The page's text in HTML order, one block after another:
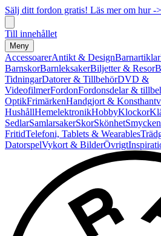
Sälj ditt fordon gratis! Läs mer om hur ->
Till innehållet
Meny
AccessoarerAntikt & DesignBarnartiklar
BarnskorBarnleksakerBiljetter & Resor
TidningarDatorer & TillbehörDVD &
VideofilmerFordonFordonsdelar &
OptikFrimärkenHandgjort &
HushållHemelektronikHobbyKlockor
SedlarSamlarsakerSkorSkönhet
FritidTelefoni, Tablets & Wearables
DatorspelVykort & BilderÖvrigt